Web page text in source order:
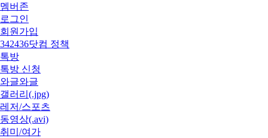
멤버존
로그인
회원가입
342436닷컴 정책
톡방
톡방 신청
와글와글
갤러리(.jpg)
레저/스포츠
동영상(.avi)
취미/여가